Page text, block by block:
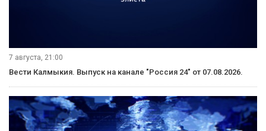
7 августа, 21:00
Вести Калмыкия. Выпуск на канале "Россия 24" от 07.08.2026.